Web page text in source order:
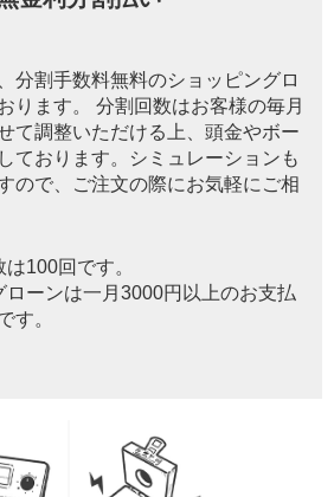
分割手数料無料のショッピングロ
ります。 分割回数はお客様の毎月
て調整いただける上、頭金やボー
ております。シミュレーションも
ので、ご注文の際にお気軽にご相
100回です。
ーンは一月3000円以上のお支払
す。